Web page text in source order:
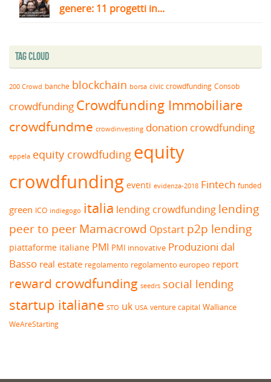
genere: 11 progetti in...
Tag Cloud
200 Crowd banche blockchain borsa civic crowdfunding Consob
crowdfunding Crowdfunding Immobiliare
crowdfundme crowdinvesting donation crowdfunding
eppela equity crowdfuding equity
crowdfunding eventi evidenza-2018 Fintech funded
green ICO indiegogo italia lending crowdfunding lending
peer to peerMamacrowd Opstart p2p lending
piattaforme italiane PMI PMI innovative Produzioni dal
Basso real estate regolamento regolamento europeo report
reward crowdfunding seedrs social lending
startup italiane STO uk USA venture capital Walliance
WeAreStarting